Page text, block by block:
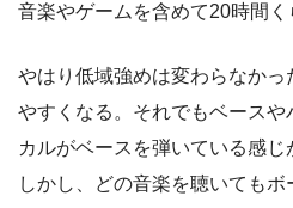
音楽やゲームを含めて20時間く
やはり低域強めは変わらなかっ
やすくなる。それでもベース
カルがベースを弾いている感じ
しかし、どの音楽を聴いても